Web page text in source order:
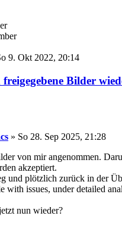
9. Okt 2022, 20:14
Bilder
» So 28. Sep 2025, 21:28
von mir angenommen.
akzeptiert.
und plötzlich zurück in der
with issues, under detailed
nun wieder?